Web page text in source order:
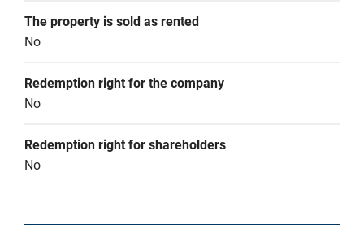
The property is sold as rented
No
Redemption right for the company
No
Redemption right for shareholders
No